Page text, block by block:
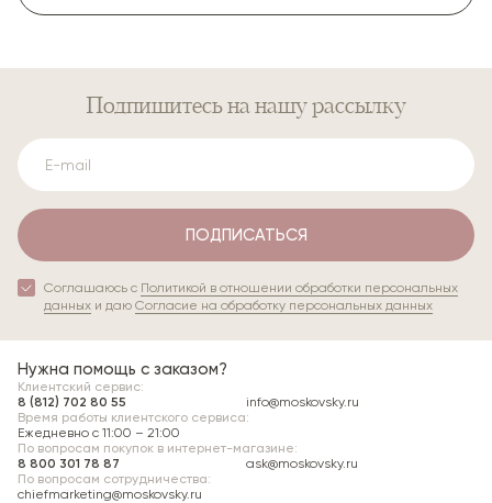
Подпишитесь на нашу рассылку
ПОДПИСАТЬСЯ
Соглашаюсь с Политикой в отношении обработки персональных
данных и даю Согласие на обработку персональных данных
Нужна помощь с заказом?
Клиентский сервис:
8 (812) 702 80 55
info@moskovsky.ru
Время работы клиентского сервиса:
Ежедневно с 11:00 – 21:00
По вопросам сотрудничества:
chiefmarketing@moskovsky.ru
По вопросам покупок в интернет-магазине:
8 800 301 78 87
ask@moskovsky.ru